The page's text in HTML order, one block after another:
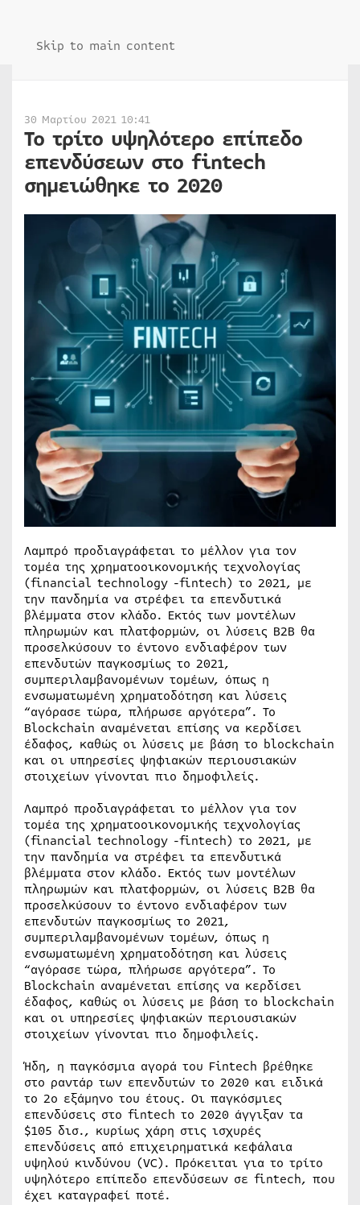
Skip to main content
30 Μαρτίου 2021 10:41
Το τρίτο υψηλότερο επίπεδο
επενδύσεων στο fintech
σημειώθηκε το 2020
Λαμπρό προδιαγράφεται το μέλλον για τον
τομέα της χρηματοοικονομικής τεχνολογίας
(financial technology -fintech) το 2021, με
την πανδημία να στρέφει τα επενδυτικά
βλέμματα στον κλάδο. Εκτός των μοντέλων
πληρωμών και πλατφορμών, οι λύσεις B2B θα
προσελκύσουν το έντονο ενδιαφέρον των
επενδυτών παγκοσμίως το 2021,
συμπεριλαμβανομένων τομέων, όπως η
ενσωματωμένη χρηματοδότηση και λύσεις
“αγόρασε τώρα, πλήρωσε αργότερα”. Το
Blockchain αναμένεται επίσης να κερδίσει
έδαφος, καθώς οι λύσεις με βάση το blockchain
και οι υπηρεσίες ψηφιακών περιουσιακών
στοιχείων γίνονται πιο δημοφιλείς.
Λαμπρό προδιαγράφεται το μέλλον για τον
τομέα της χρηματοοικονομικής τεχνολογίας
(financial technology -fintech) το 2021, με
την πανδημία να στρέφει τα επενδυτικά
βλέμματα στον κλάδο. Εκτός των μοντέλων
πληρωμών και πλατφορμών, οι λύσεις B2B θα
προσελκύσουν το έντονο ενδιαφέρον των
επενδυτών παγκοσμίως το 2021,
συμπεριλαμβανομένων τομέων, όπως η
ενσωματωμένη χρηματοδότηση και λύσεις
“αγόρασε τώρα, πλήρωσε αργότερα”. Το
Blockchain αναμένεται επίσης να κερδίσει
έδαφος, καθώς οι λύσεις με βάση το blockchain
και οι υπηρεσίες ψηφιακών περιουσιακών
στοιχείων γίνονται πιο δημοφιλείς.
Ήδη, η παγκόσμια αγορά του Fintech βρέθηκε
στο ραντάρ των επενδυτών το 2020 και ειδικά
το 2ο εξάμηνο του έτους. Οι παγκόσμιες
επενδύσεις στο fintech το 2020 άγγιξαν τα
$105 δισ., κυρίως χάρη στις ισχυρές
επενδύσεις από επιχειρηματικά κεφάλαια
υψηλού κινδύνου (VC). Πρόκειται για το τρίτο
υψηλότερο επίπεδο επενδύσεων σε fintech, που
έχει καταγραφεί ποτέ.